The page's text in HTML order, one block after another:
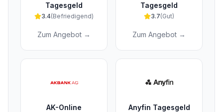
Tagesgeld
3.4(Befriedigend)
Zum Angebot →
Tagesgeld
3.7(Gut)
Zum Angebot →
AK-Online
Anyfin Tagesgeld